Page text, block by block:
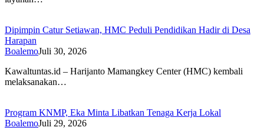
Dipimpin Catur Setiawan, HMC Peduli Pendidikan Hadir di Desa
Harapan
BoalemoJuli 30, 2026
Kawaltuntas.id – Harijanto Mamangkey Center (HMC) kembali
melaksanakan…
Program KNMP, Eka Minta Libatkan Tenaga Kerja Lokal
BoalemoJuli 29, 2026